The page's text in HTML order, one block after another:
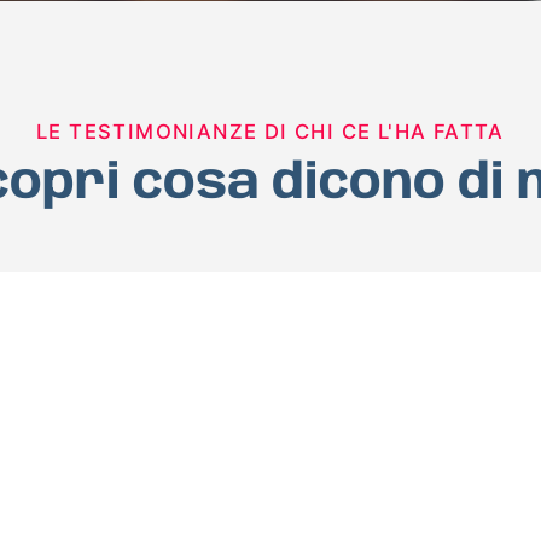
LE TESTIMONIANZE DI CHI CE L'HA FATTA
cosa dicono di